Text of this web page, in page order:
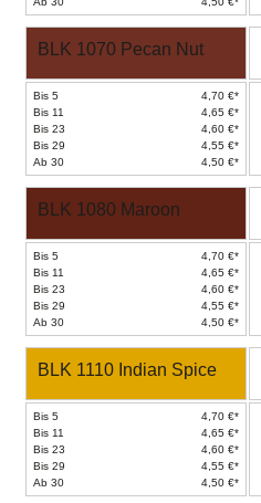
BLK 1070 Pecan Nut
Bis 5
4,70 €*
Bis 11
4,65 €*
Bis 23
4,60 €*
Bis 29
4,55 €*
Ab 30
4,50 €*
BLK 1080 Maroon
Bis 5
4,70 €*
Bis 11
4,65 €*
Bis 23
4,60 €*
Bis 29
4,55 €*
Ab 30
4,50 €*
BLK 1110 Indian Spice
Bis 5
4,70 €*
Bis 11
4,65 €*
Bis 23
4,60 €*
Bis 29
4,55 €*
Ab 30
4,50 €*